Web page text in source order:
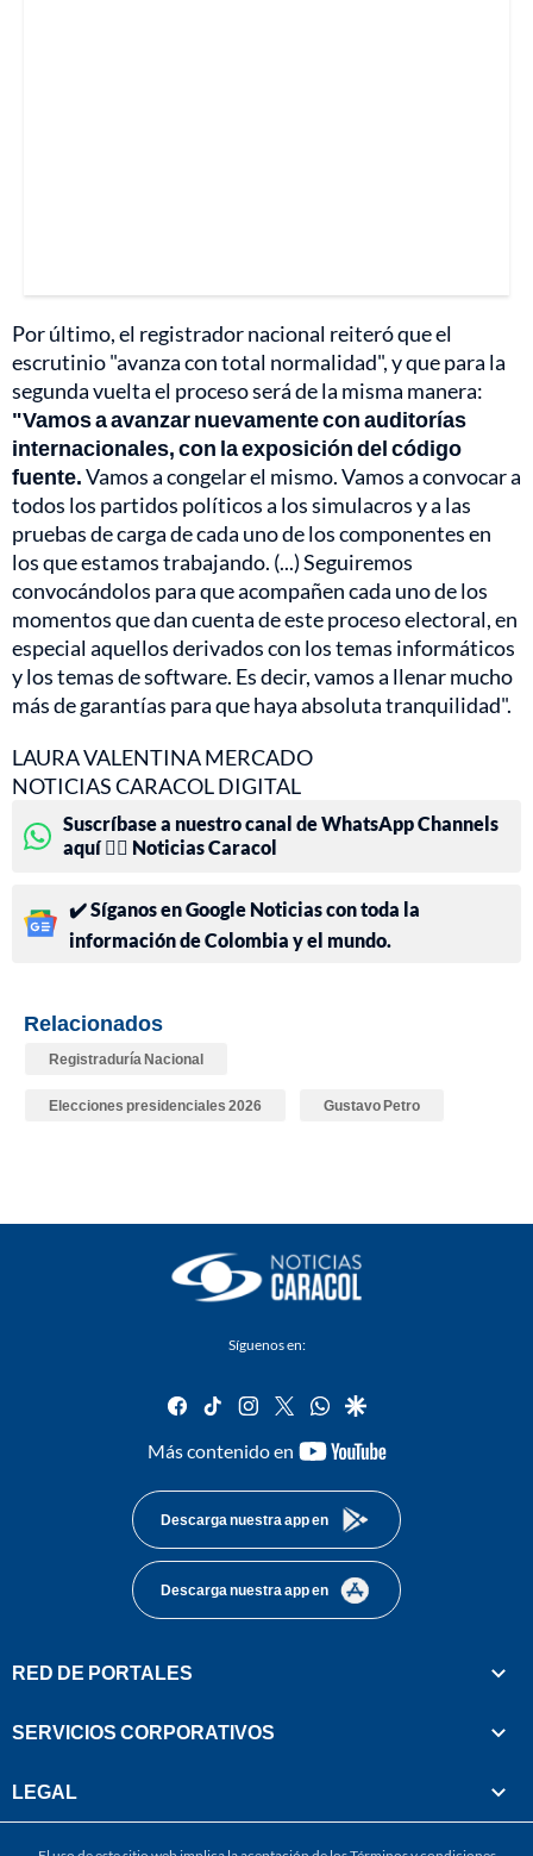
Por último, el registrador nacional reiteró que el
escrutinio "avanza con total normalidad", y que para la
segunda vuelta el proceso será de la misma manera:
"Vamos a avanzar nuevamente con auditorías
internacionales, con la exposición del código
fuente.Vamos a congelar el mismo. Vamos a convocar a
todos los partidos políticos a los simulacros y a las
pruebas de carga de cada uno de los componentes en
los que estamos trabajando. (...) Seguiremos
convocándolos para que acompañen cada uno de los
momentos que dan cuenta de este proceso electoral, en
especial aquellos derivados con los temas informáticos
y los temas de software. Es decir, vamos a llenar mucho
más de garantías para que haya absoluta tranquilidad".
LAURA VALENTINA MERCADO
NOTICIAS CARACOL DIGITAL
Suscríbase a nuestro canal de WhatsApp Channels
aquí 👉🏻 Noticias Caracol
✔️ Síganos en Google Noticias con toda la
información de Colombia y el mundo.
Relacionados
Registraduría Nacional
Elecciones presidenciales 2026 Gustavo Petro
Síguenos en:
facebook
tiktok instagram
twitterwhatsapp
google
Más contenido en
youtube-
Descarga nuestra app en
Descarga nuestra app en
RED DE PORTALES
SERVICIOS CORPORATIVOS
LEGAL